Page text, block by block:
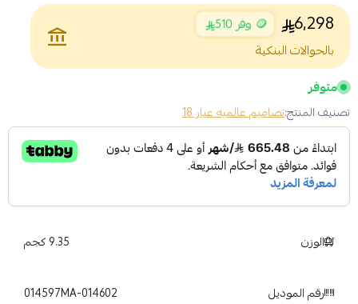
6,298 🪙 وفر 510
بالحوالات البنكية
account_balance
متوفر
تصنيف المنتج:تصاميم عالميه عيار 18
الوزن 9.35 كجم
رقم الموديل 014597MA-014602